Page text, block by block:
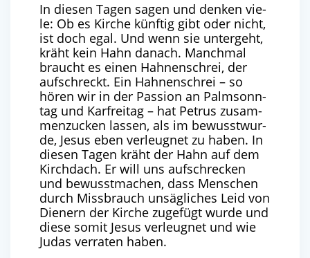
In die­sen Tagen sagen und den­ken vie­
le: Ob es Kir­che künf­tig gibt oder nicht,
ist doch egal. Und wenn sie unter­geht,
kräht kein Hahn danach. Manch­mal
braucht es einen Hah­nen­schrei, der
auf­schreckt. Ein Hah­nen­schrei – so
hören wir in der Pas­si­on an Palm­sonn­
tag und Kar­frei­tag – hat Petrus zusam­
men­zu­cken las­sen, als im bewusst­wur­
de, Jesus eben ver­leug­net zu haben. In
die­sen Tagen kräht der Hahn auf dem
Kirch­dach. Er will uns auf­schre­cken
und bewusst­ma­chen, dass Men­schen
durch Miss­brauch unsäg­li­ches Leid von
Die­nern der Kir­che zuge­fügt wur­de und
die­se somit Jesus ver­leug­net und wie
Judas ver­ra­ten haben.